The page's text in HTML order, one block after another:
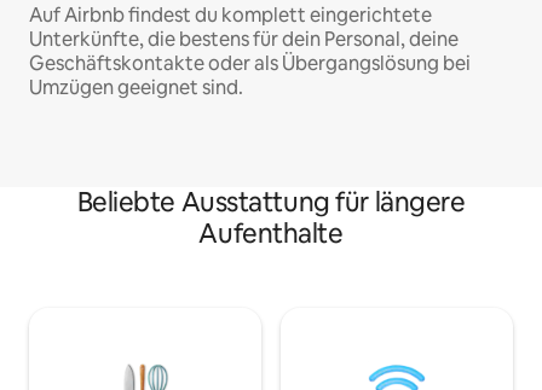
Auf Airbnb findest du komplett eingerichtete
Unterkünfte, die bestens für dein Personal, deine
Geschäftskontakte oder als Übergangslösung bei
Umzügen geeignet sind.
Beliebte Ausstattung für längere
Aufenthalte